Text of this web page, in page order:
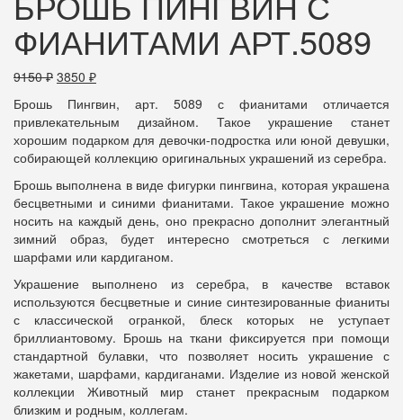
ФИАНИТАМИ АРТ.5089
9150 ₽ 3850 ₽
Брошь Пингвин, арт. 5089 с фианитами отличается
привлекательным дизайном. Такое украшение станет
хорошим подарком для девочки-подростка или юной девушки,
собирающей коллекцию оригинальных украшений из серебра.
Брошь выполнена в виде фигурки пингвина, которая украшена
бесцветными и синими фианитами. Такое украшение можно
носить на каждый день, оно прекрасно дополнит элегантный
зимний образ, будет интересно смотреться с легкими
шарфами или кардиганом.
Украшение выполнено из серебра, в качестве вставок
используются бесцветные и синие синтезированные фианиты
с классической огранкой, блеск которых не уступает
бриллиантовому. Брошь на ткани фиксируется при помощи
стандартной булавки, что позволяет носить украшение с
жакетами, шарфами, кардиганами. Изделие из новой женской
коллекции Животный мир станет прекрасным подарком
близким и родным, коллегам.